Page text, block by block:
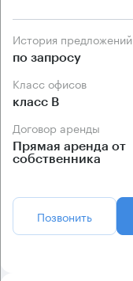
История предложений
по запросу
Класс офисов
класс B
Договор аренды
Прямая аренда от
собственника
Позвонить